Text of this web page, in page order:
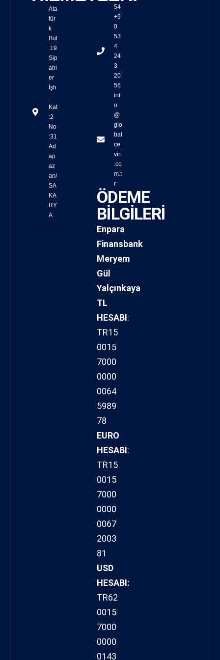
Ata
tür
k
Bul
.19
Sip
ahi
er
İşh
.
Kat
:2
No
:31
Ad
ap
az
arı/
SA
KA
RY
A
54
+9
0
53
4
24
3
20
56
inf
o
@
glo
bal
ce
viri
.co
m.t
r
ÖDEME
BİLGİLERİ
Enpara
Finansbank
Meryem
Gül
Yalçınkaya
TL
HESABI:
TR15
0015
7000
0000
0064
5989
78
EURO
HESABI:
TR15
0015
7000
0000
0067
2003
81
USD
HESABI:
TR62
0015
7000
0000
0143